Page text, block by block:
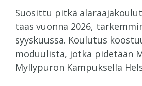
Suosittu pitkä
taas vuonna 2026,
syyskuussa. Koulutus
moduulista, jotka pidetään
Myllypuron Kampuksella